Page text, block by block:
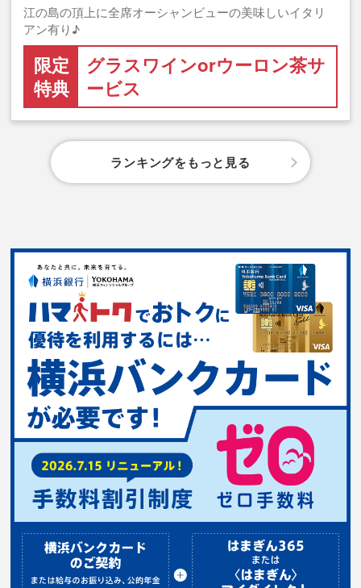
江の島の頂上に全席オーシャンビューの美味しいイタリ
アン有り♪
限定
特典
グラスワインorウーロン茶サ
ービス
ランキングをもっと見る